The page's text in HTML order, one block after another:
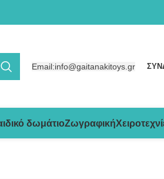
Email:info@gaitanakitoys.gr
δωμάτιοΖωγραφική